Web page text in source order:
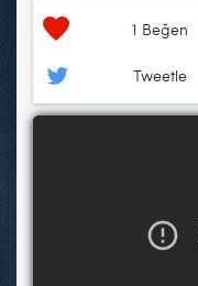
1 Beğen
Tweetle